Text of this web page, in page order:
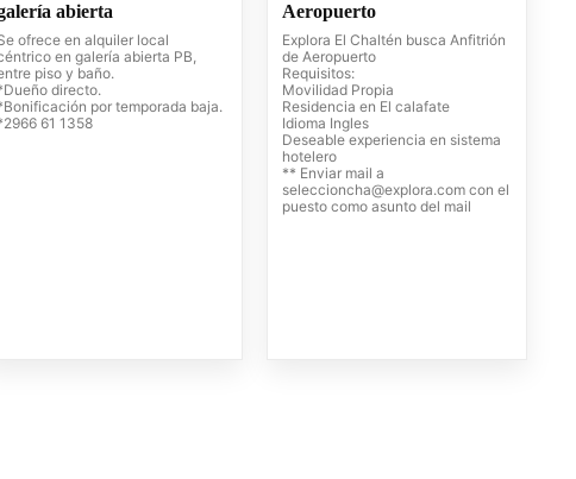
abierta
ofrece en alquiler local
en galería abierta PB,
piso y baño.
directo.
por temporada baja.
61 1358
Aeropuerto
Explora El Chaltén busca Anfitrión
de Aeropuerto
Requisitos:
Movilidad Propia
Residencia en El calafate
Idioma Ingles
Deseable experiencia en sistema
hotelero
** Enviar mail a
seleccioncha@explora.comcon el
puesto como asunto del mail